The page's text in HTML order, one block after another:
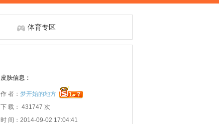
体育专区
皮肤信息：
作 者： 梦开始的地方
下 载： 431747 次
时 间：2014-09-02 17:04:41